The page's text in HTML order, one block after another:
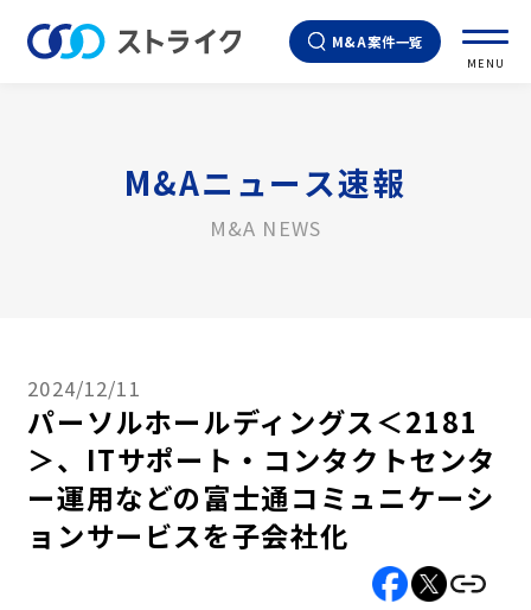
M&A案件一覧
MENU
M&Aニュース速報
M&A NEWS
2024/12/11
パーソルホールディングス＜2181
＞、ITサポート・コンタクトセンタ
ー運用などの富士通コミュニケーシ
ョンサービスを子会社化